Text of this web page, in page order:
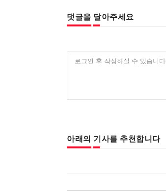
댓글을 달아주세요
로그인 후 작성하실 수 있습니다
아래의 기사를 추천합니다